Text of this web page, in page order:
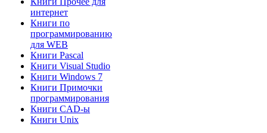
интернет
Книги по
программированию
для WEB
Книги Pascal
Книги Visual Studio
Книги Windows 7
Книги Примочки
программирования
Книги CAD-ы
Книги Unix